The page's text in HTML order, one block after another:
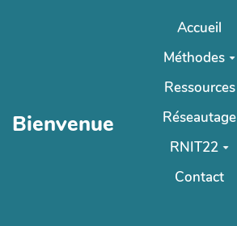
Bienvenue
Accueil
Méthodes
Ressources
Réseautage
RNIT22
Contact